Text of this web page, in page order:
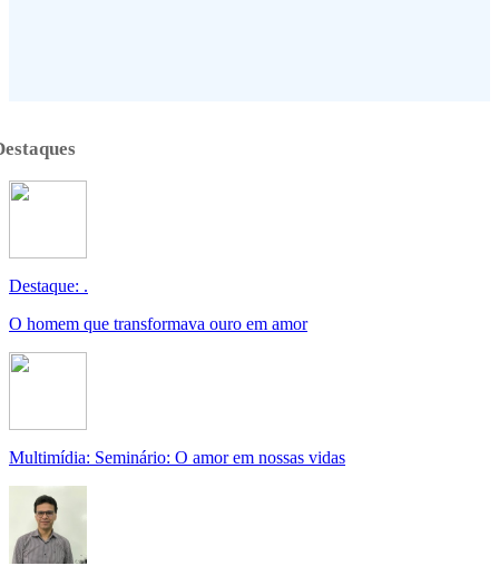
Destaque: .
O homem que transformava ouro em amor
Multimídia: Seminário: O amor em nossas vidas